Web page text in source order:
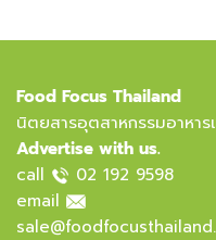
Food Focus Thailand
นิตยสารอุตสาหกรรมอาหาร
Advertise with us.
call
02 192 9598
email